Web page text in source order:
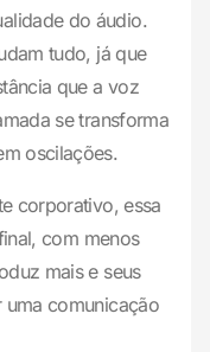
do áudio.
tudo, já que
que a voz
se transforma
oscilações.
corporativo, essa
com menos
mais e seus
uma comunicação